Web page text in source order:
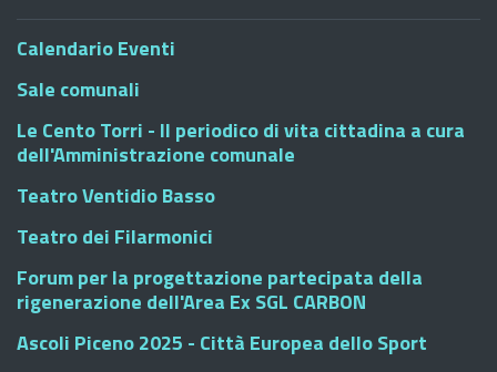
Calendario Eventi
Sale comunali
Le Cento Torri - Il periodico di vita cittadina a cura
dell'Amministrazione comunale
Teatro Ventidio Basso
Teatro dei Filarmonici
Forum per la progettazione partecipata della
rigenerazione dell'Area Ex SGL CARBON
Ascoli Piceno 2025 - Città Europea dello Sport